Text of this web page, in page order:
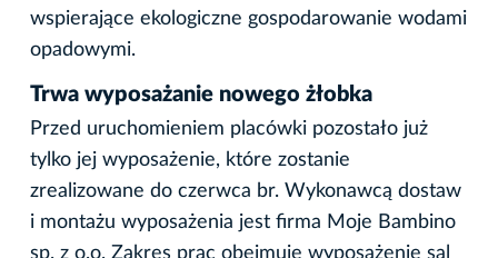
wspierające ekologiczne gospodarowanie wodami
opadowymi.
Trwa wyposażanie nowego żłobka
Przed uruchomieniem placówki pozostało już
tylko jej wyposażenie, które zostanie
zrealizowane do czerwca br. Wykonawcą dostaw
i montażu wyposażenia jest firma Moje Bambino
sp. z o.o. Zakres prac obejmuje wyposażenie sal